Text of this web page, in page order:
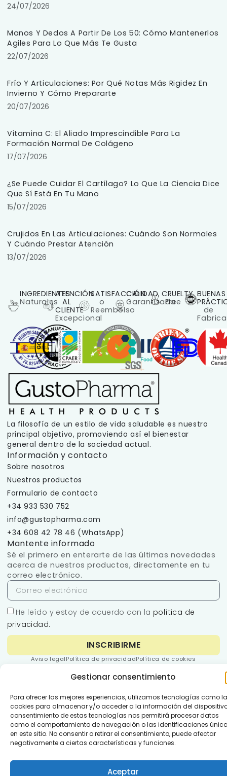
Gestionar consentimiento
Para ofrecer las mejores experiencias, utilizamos tecnologías como
cookies para almacenar y/o acceder a la información del
consentimiento de estas tecnologías nos permitirá procesar datos
como el comportamiento de navegación o las identificaciones
en este sitio. No consentir o retirar el consentimiento, puede afectar
negativamente a ciertas características y funciones.
Aceptar
24/07/2026
Manos Y Dedos A Partir De Los 50: Cómo Mantenerlos
Agiles Para Lo Que Más Te Gusta
22/07/2026
Frío Y Articulaciones: Por Qué Notas Más Rigidez En
Invierno Y Cómo Prepararte
20/07/2026
Vitamina C: El Aliado Imprescindible Para La
Formación Normal De Colágeno
17/07/2026
¿Se Puede Cuidar El Cartílago? Lo Que La Ciencia Dice
Que Sí Está En Tu Mano
15/07/2026
Crujidos En Las Articulaciones: Cuándo Son Normales
Y Cuándo Prestar Atención
13/07/2026
INGREDIENTES
Naturales
ATENCIÓN
AL
CLIENTE
Excepcional
SATISFACCIÓN
o
Reembolso
CALIDAD
Garantizada
CRUELTY
Free
BUENAS
de
La filosofía de un estilo de vida saludable es nuestro
principal objetivo, promoviendo así el bienestar
general dentro de la sociedad actual.
Información y contacto
Sobre nosotros
Nuestros productos
Formulario de contacto
+34 933 530 752
info@gustopharma.com
+34 608 42 78 46 (WhatsApp)
Mantente informado
Sé el primero en enterarte de las últimas novedades
acerca de nuestros productos, directamente en tu
correo electrónico.
He leído y estoy de acuerdo con la política de
privacidad.
INSCRIBIRME
Aviso legalPolítica de privacidadPolítica de cookies
2026 GustoPharma España S.L – Todos los derechos reservados.